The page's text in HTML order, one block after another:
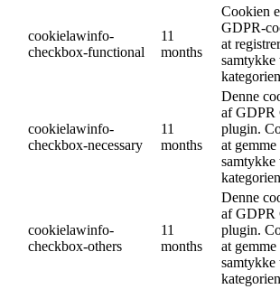
cookielawinfo-
checkbox-functional
11
months
Cookien
GDPR-
at
samtykke
cookielawinfo-
checkbox-necessary
11
months
Denne
af GDPR
plugin.
at
samtykke
cookielawinfo-
checkbox-others
11
months
Denne
af GDPR
plugin.
at
samtykke